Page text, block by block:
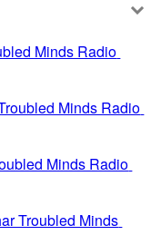
Minds Radio
Minds Radio
Minds Radio
Troubled Minds